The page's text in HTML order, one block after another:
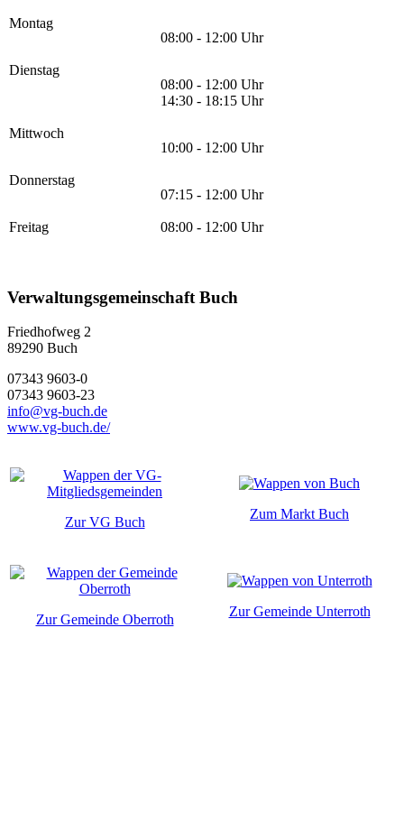
Montag
08:00 - 12:00 Uhr
Dienstag
08:00 - 12:00 Uhr
14:30 - 18:15 Uhr
Mittwoch
10:00 - 12:00 Uhr
Donnerstag
07:15 - 12:00 Uhr
Freitag 08:00 - 12:00 Uhr
Verwaltungsgemeinschaft Buch
Friedhofweg 2
89290 Buch
07343 9603-0
07343 9603-23
info@vg-buch.de
www.vg-buch.de/
Zur VG Buch
Zum Markt Buch
Zur Gemeinde Oberroth
Zur Gemeinde Unterroth